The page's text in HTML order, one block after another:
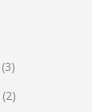
(3)
(2)